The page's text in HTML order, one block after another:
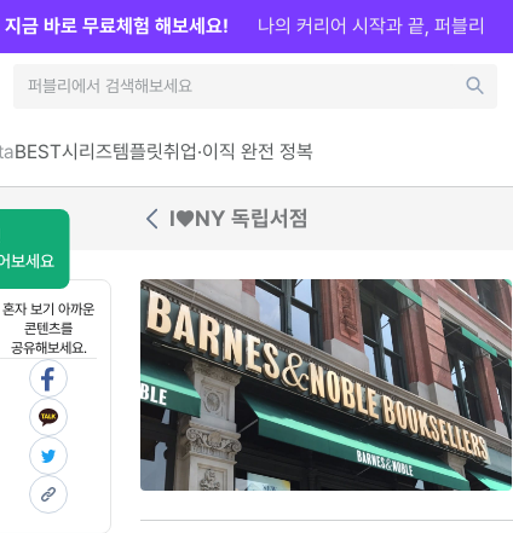
보세요
BEST시리즈템플릿취업·이직 완전 정복
지금 바로 무료체험 해보세요! 나의 커리어 시작과 끝, 퍼블리
I♥NY 독립서점
혼자 보기 아까운
콘텐츠를
공유해보세요.